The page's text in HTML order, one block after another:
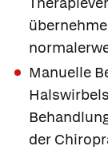
Manuelle
der